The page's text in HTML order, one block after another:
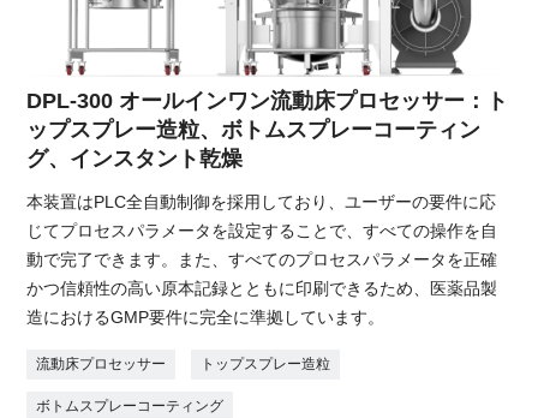
DPL-300 オールインワン流動床プロセッサー：ト
ップスプレー造粒、ボトムスプレーコーティン
グ、インスタント乾燥
本装置はPLC全自動制御を採用しており、ユーザーの要件に応
じてプロセスパラメータを設定することで、すべての操作を自
動で完了できます。また、すべてのプロセスパラメータを正確
かつ信頼性の高い原本記録とともに印刷できるため、医薬品製
造におけるGMP要件に完全に準拠しています。
流動床プロセッサー トップスプレー造粒
ボトムスプレーコーティング